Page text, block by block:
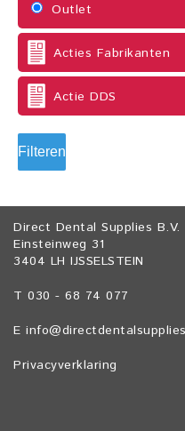
Outlet
Acties Fabrikanten
Actie DDS
Filteren
Direct Dental Supplies B.V.
Einsteinweg 31
3404 LH IJSSELSTEIN
T 030 - 68 74 077
E
Privacyverklaring